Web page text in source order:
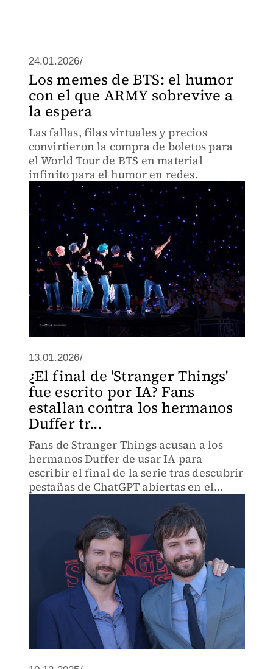
24.01.2026/
Los memes de BTS: el humor
con el que ARMY sobrevive a
la espera
Las fallas, filas virtuales y precios
convirtieron la compra de boletos para
el World Tour de BTS en material
infinito para el humor en redes.
13.01.2026/
¿El final de 'Stranger Things'
fue escrito por IA? Fans
estallan contra los hermanos
Duffer tr...
Fans de Stranger Things acusan a los
hermanos Duffer de usar IA para
escribir el final de la serie tras descubrir
pestañas de ChatGPT abiertas en el